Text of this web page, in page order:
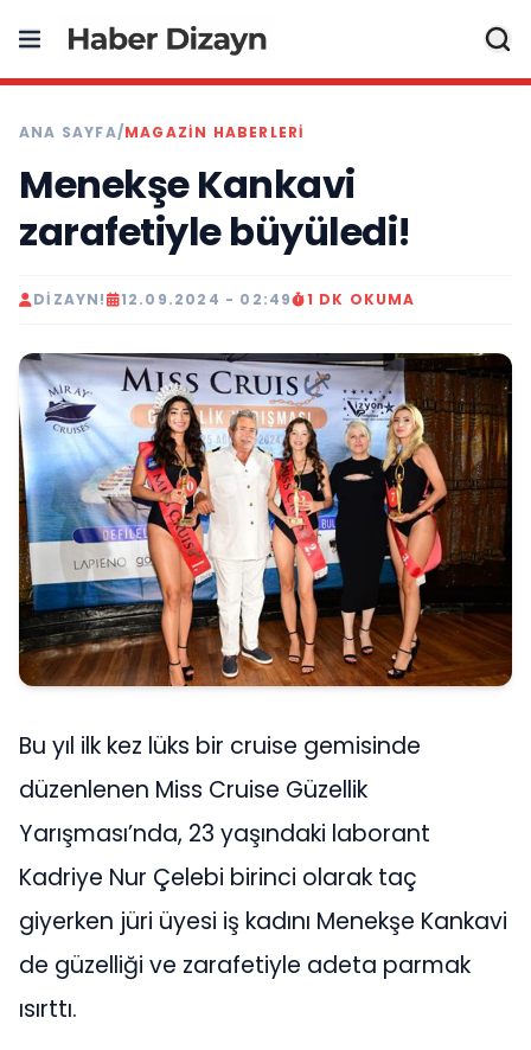
ANA SAYFA/MAGAZIN HABERLERI
Menekşe Kankavi
zarafetiyle büyüledi!
DIZAYN! 12.09.2024 - 02:49 1 DK OKUMA
Bu yıl ilk kez lüks bir cruise gemisinde
düzenlenen Miss Cruise Güzellik
Yarışması’nda, 23 yaşındaki laborant
Kadriye Nur Çelebi birinci olarak taç
giyerken jüri üyesi iş kadını Menekşe Kankavi
de güzelliği ve zarafetiyle adeta parmak
ısırttı.